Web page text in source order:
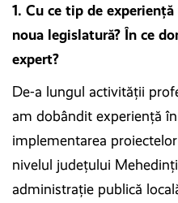
1. Cu ce tip de
noua legislatură? În ce
expert?
De-a lungul activității
am dobândit experiență
implementarea
nivelul județului
administrație publică